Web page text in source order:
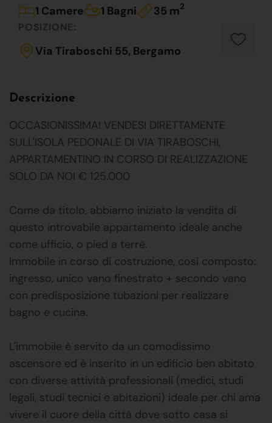
1 Camere 1 Bagni 35 m2
POSIZIONE:
Via Tiraboschi 55, Bergamo
Descrizione
OCCASIONISSIMA! VENDESI DIRETTAMENTE
SULL'ISOLA PEDONALE DI VIA TIRABOSCHI,
APPARTAMENTINO IN CORSO DI REALIZZAZIONE
SOLO DA NOI € 125.000
Come da titolo, abbiamo iniziato la vendita di
questo introvabile appartamento ideale anche
come ufficio, o pied a terrè.
Immobile in corso di costruzione, così composto:
ingresso, unico vano finestrato + secondo vano
con predisposizione tubazioni per realizzare
bagno e cucina.
L'immobile è servito da un comodissimo
ascensore ed è inserito in un edificio ben abitato
con diverse attività professionali (medici, studi
legali, studi tecnici e abitazioni) ideale per chi ama
vivere il cuore della città dove sotto casa si